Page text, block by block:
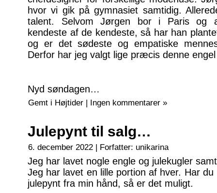
hvor vi gik på gymnasiet samtidig.
talent. Selvom Jørgen bor i Paris og
kendeste af de kendeste, så har han
og er det sødeste og empatiske
Derfor har jeg valgt lige præcis denne
Nyd søndagen…
Gemt i Højtider | Ingen kommentarer »
Julepynt til salg…
6. december 2022 | Forfatter: unikarina
Jeg har lavet nogle engle og julekugler
Jeg har lavet en lille portion af hver. Har
julepynt fra min hånd, så er det muligt.